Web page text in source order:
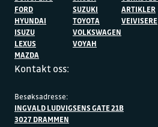
FORD
HYUNDAI
ISUZU
LEXUS
MAZDA
SUZUKI
TOYOTA
VOLKSWAGEN
VOYAH
ARTIKLER
VEIVISERE
Kontakt oss:
Besøksadresse:
INGVALD LUDVIGSENS GATE 21B
3027 DRAMMEN